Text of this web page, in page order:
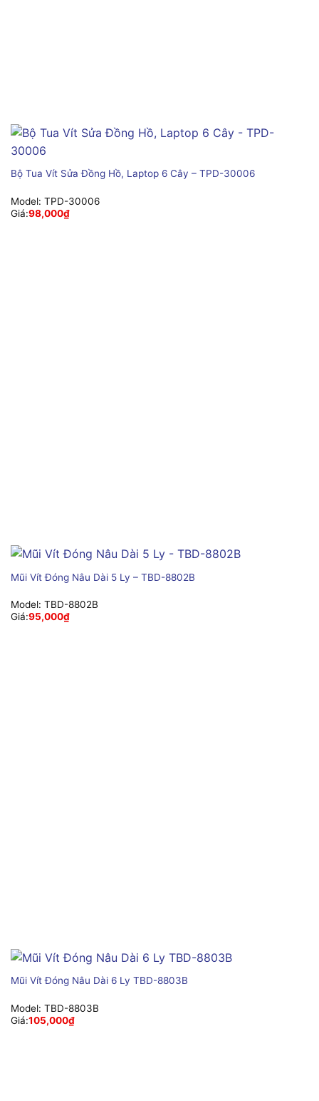
Bộ Tua Vít Sửa Đồng Hồ, Laptop 6 Cây – TPD-30006
Model: TPD-30006
Giá:98,000₫
Mũi Vít Đóng Nâu Dài 5 Ly – TBD-8802B
Model: TBD-8802B
Giá:95,000₫
Mũi Vít Đóng Nâu Dài 6 Ly TBD-8803B
Model: TBD-8803B
Giá:105,000₫